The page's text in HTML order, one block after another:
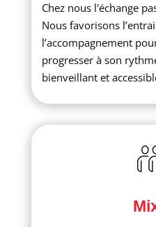
Chez nous l'échange
Nous favorisons
l’accompagnement
progresser à son
bienveillant et